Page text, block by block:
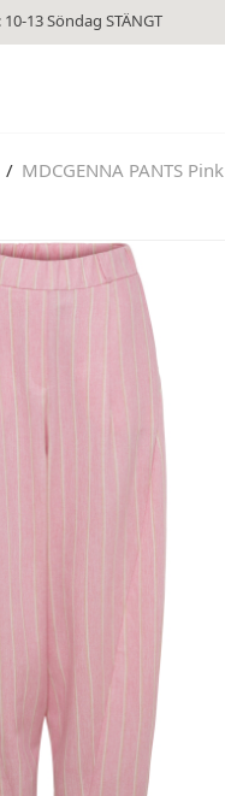
13 Söndag STÄNGT
/ MDCGENNA PANTS Pink